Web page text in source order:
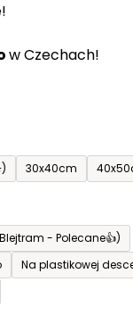
w Czechach!
30x40cm
- Polecane👍)
Na plastikowej